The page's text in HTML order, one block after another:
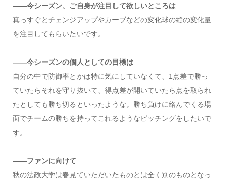
――今シーズン、ご自身が注目して欲しいところは
真っすぐとチェンジアップやカーブなどの変化球の縦の変化量
を注目してもらいたいです。
――今シーズンの個人としての目標は
自分の中で防御率とかは特に気にしていなくて、1点差で勝っ
ていたらそれを守り抜いて、得点差が開いていたら点を取られ
たとしても勝ち切るといったような。勝ち負けに絡んでくる場
面でチームの勝ちを持ってこれるようなピッチングをしたいで
す。
――ファンに向けて
秋の法政大学は春見ていただいたものとは全く別のものとなっ